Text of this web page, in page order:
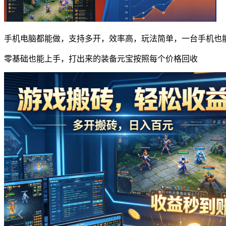
手机电脑都能做，支持多开，效率高，玩法简单，一台手机也
零基础也能上手，打出来的装备元宝按照每个价格回收